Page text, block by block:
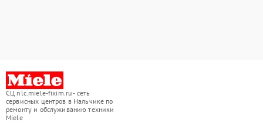
СЦ nlc.miele-fixim.ru - сеть
сервисных центров в Нальчике по
ремонту и обслуживанию техники
Miele